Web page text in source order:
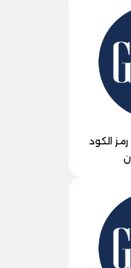
كود خصم جاب 2025 | رمز الكود